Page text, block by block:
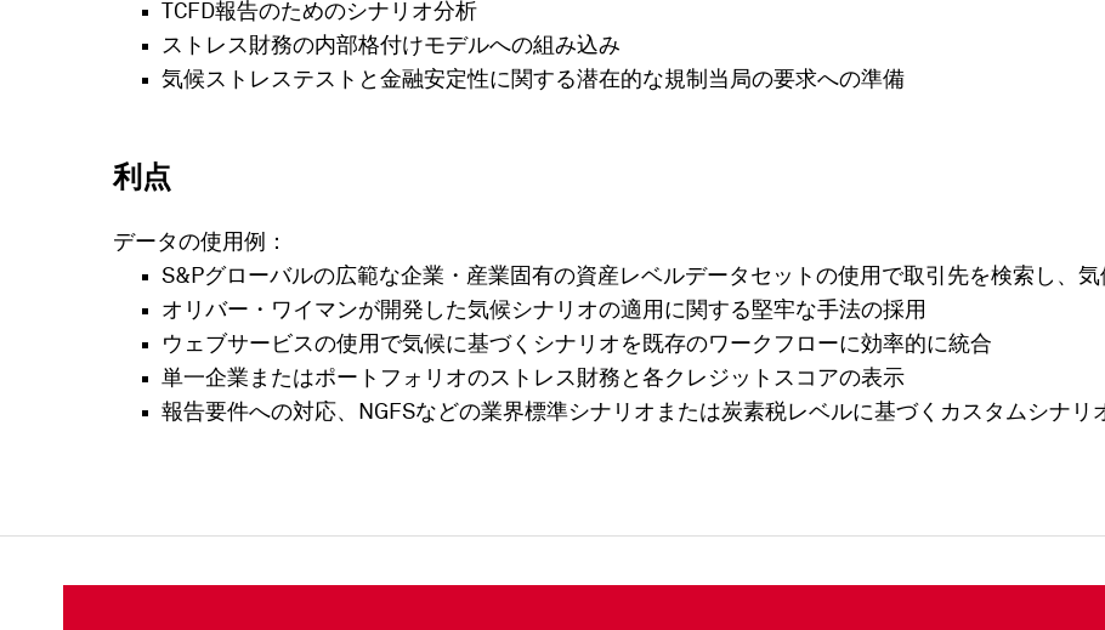
TCFD報告のためのシナリオ分析
ストレス財務の内部格付けモデルへの組み込み
気候ストレステストと金融安定性に関する潜在的な規制当局の要求への準備
利点
データの使用例：
S&Pグローバルの広範な企業・産業固有の資産レベルデータセットの使用で取引先を検索し、
オリバー・ワイマンが開発した気候シナリオの適用に関する堅牢な手法の採用
ウェブサービスの使用で気候に基づくシナリオを既存のワークフローに効率的に統合
単一企業またはポートフォリオのストレス財務と各クレジットスコアの表示
報告要件への対応、NGFSなどの業界標準シナリオまたは炭素税レベルに基づくカスタムシナリ